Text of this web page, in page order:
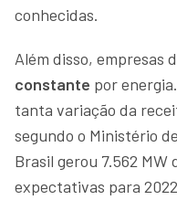
conhecidas.
Além disso, empresas
constante por
tanta variação da
segundo o Ministério
Brasil gerou 7.562 MW
expectativas para